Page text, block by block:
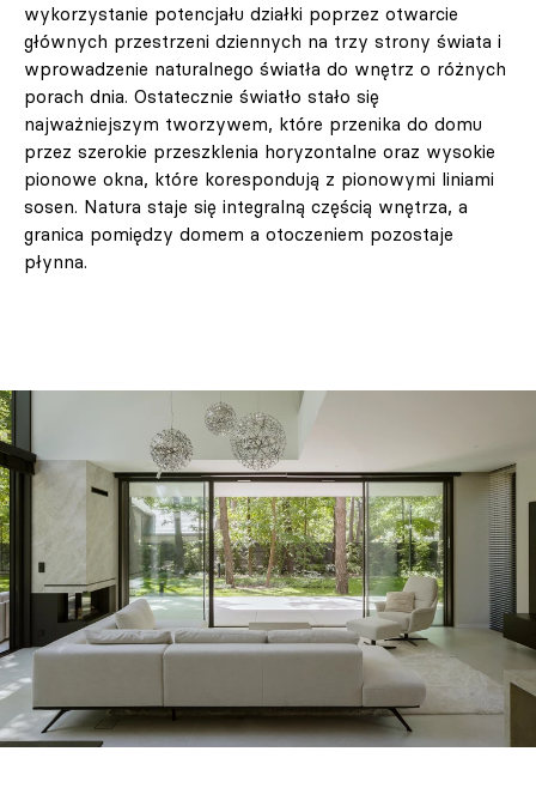
wykorzystanie potencjału działki poprzez otwarcie
głównych przestrzeni dziennych na trzy strony świata i
wprowadzenie naturalnego światła do wnętrz o różnych
porach dnia. Ostatecznie światło stało się
najważniejszym tworzywem, które przenika do domu
przez szerokie przeszklenia horyzontalne oraz wysokie
pionowe okna, które korespondują z pionowymi liniami
sosen. Natura staje się integralną częścią wnętrza, a
granica pomiędzy domem a otoczeniem pozostaje
płynna.